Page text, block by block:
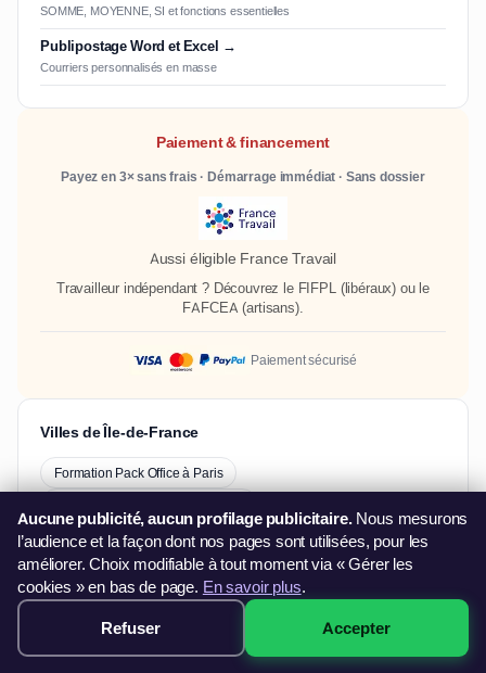
SOMME, MOYENNE, SI et fonctions essentielles
Publipostage Word et Excel →
Courriers personnalisés en masse
Paiement & financement
Payez en 3× sans frais · Démarrage immédiat · Sans dossier
Aussi éligible France Travail
Travailleur indépendant ? Découvrez le FIFPL(libéraux) ou le
FAFCEA (artisans).
Paiement sécurisé
Villes de Île-de-France
Formation Pack Office à Paris
Formation Pack Office à Créteil
Formation Pack Office à Aubervilliers
Formation Pack Office à Versailles
Formation Pack Office à Saint-Maur-Des-Fossés
Formation Pack Office à Noisy-Le-Grand
499€ · Voir les sessions →
Aucune publicité, aucun profilage publicitaire.Nous mesurons
l’audience et la façon dont nos pages sont utilisées, pour les
améliorer. Choix modifiable à tout moment via « Gérer les
cookies » en bas de page. En savoir plus.
Refuser Accepter